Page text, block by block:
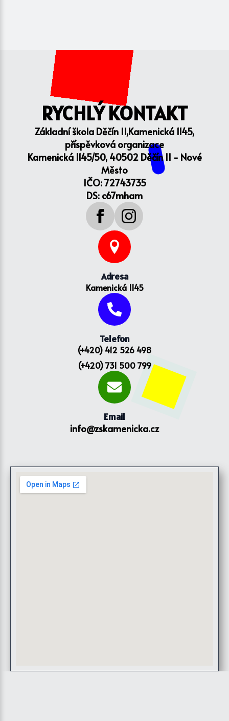
RYCHLÝ KONTAKT
Základní škola Děčín II,Kamenická 1145,
příspěvková organizace
Kamenická 1145/50, 40502 Děčín II - Nové
Město
IČO: 72743735
DS: c67mham
Adresa
Kamenická 1145
Telefon
(+420) 412 526 498
(+420) 731 500 799
Email
info@zskamenicka.cz